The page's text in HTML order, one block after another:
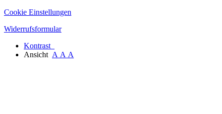
Cookie Einstellungen
Widerrufsformular
Kontrast
Ansicht A A A